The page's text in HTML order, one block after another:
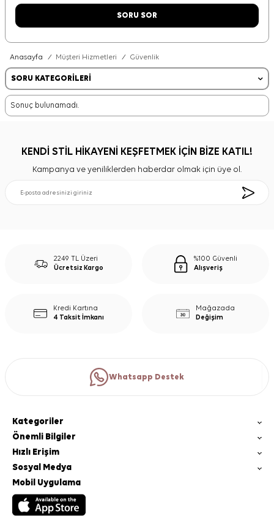
SORU SOR
Anasayfa / Müşteri Hizmetleri / Güvenlik
SORU KATEGORILERI
Sonuç bulunamadı.
KENDİ STİL HİKAYENİ KEŞFETMEK İÇİN BİZE KATIL!
Kampanya ve yeniliklerden haberdar olmak için üye ol.
2249 TL Üzeri
Ücretsiz Kargo
%100 Güvenli
Alışveriş
Kredi Kartına
4 Taksit İmkanı
Mağazada
Değişim
Whatsapp Destek
Kategoriler
Önemli Bilgiler
Hızlı Erişim
Sosyal Medya
Mobil Uygulama